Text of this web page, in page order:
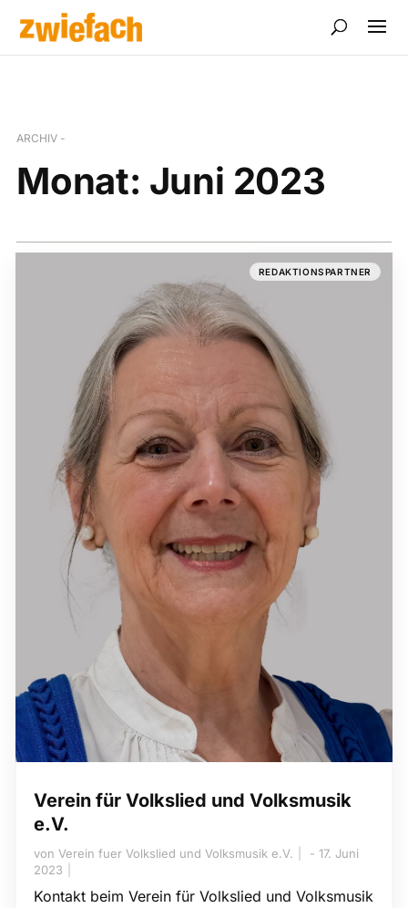
ARCHIV -
Monat: Juni 2023
REDAKTIONSPARTNER
Verein für Volkslied und Volksmusik
e.V.
von Verein fuer Volkslied und Volksmusik e.V.
17. Juni
2023
Kontakt beim Verein für Volkslied und Volksmusik